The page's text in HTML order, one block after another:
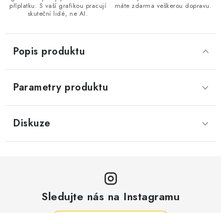
příplatku. S vaší grafikou pracují
skuteční lidé, ne AI.
máte zdarma veškerou dopravu.
Popis produktu
Parametry produktu
Diskuze
Sledujte nás na Instagramu